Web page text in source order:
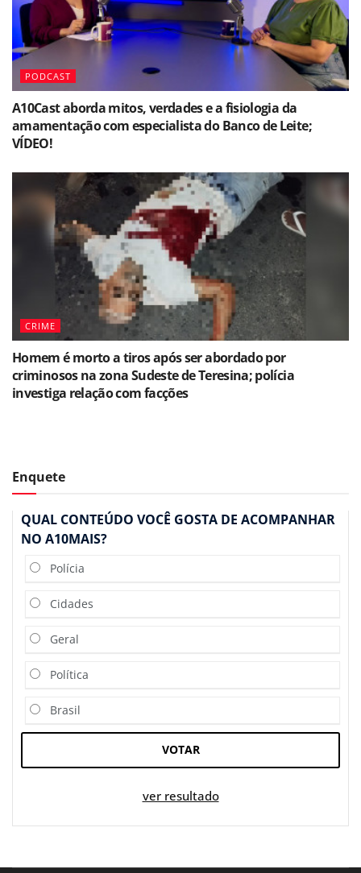
PODCAST
A10Cast aborda mitos, verdades e a fisiologia da
amamentação com especialista do Banco de Leite;
VÍDEO!
CRIME
Homem é morto a tiros após ser abordado por
criminosos na zona Sudeste de Teresina; polícia
investiga relação com facções
Enquete
QUAL CONTEÚDO VOCÊ GOSTA DE ACOMPANHAR
NO A10MAIS?
Polícia
Cidades
Geral
Política
Brasil
VOTAR
ver resultado